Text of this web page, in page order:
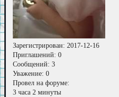
Зарегистрирован: 2017-12-16
Приглашений: 0
Сообщений: 3
Уважение: 0
Провел на форуме:
3 часа 2 минуты